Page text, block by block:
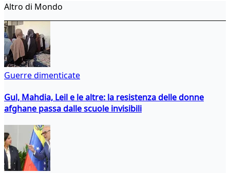
Altro di Mondo
Guerre dimenticate
Gul, Mahdia, Leil e le altre: la resistenza delle donne
afghane passa dalle scuole invisibili